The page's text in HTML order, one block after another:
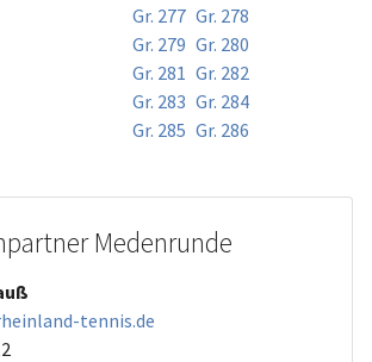
Gr. 277 Gr. 278
Gr. 279 Gr. 280
Gr. 281 Gr. 282
Gr. 283 Gr. 284
Gr. 285 Gr. 286
Medenrunde
tennis.de